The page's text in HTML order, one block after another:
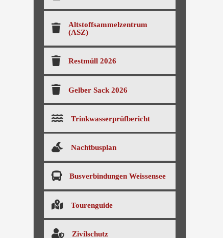
Altstoffsammelzentrum
(ASZ)
Restmüll 2026
Gelber Sack 2026
Trinkwasserprüfbericht
Nachtbusplan
Busverbindungen Weissensee
Tourenguide
Zivilschutz